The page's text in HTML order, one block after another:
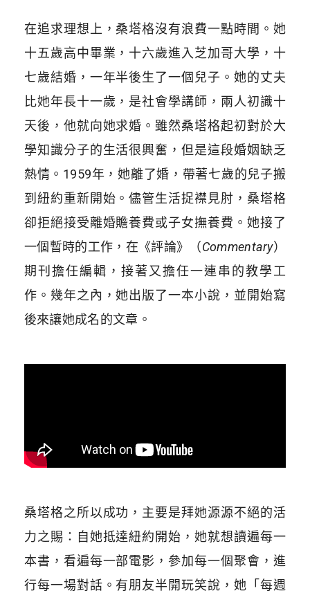
在追求理想上，桑塔格沒有浪費一點時間。她
十五歲高中畢業，十六歲進入芝加哥大學，十
七歲結婚，一年半後生了一個兒子。她的丈夫
比她年長十一歲，是社會學講師，兩人初識十
天後，他就向她求婚。雖然桑塔格起初對於大
學知識分子的生活很興奮，但是這段婚姻缺乏
熱情。1959年，她離了婚，帶著七歲的兒子搬
到紐約重新開始。儘管生活捉襟見肘，桑塔格
卻拒絕接受離婚贍養費或子女撫養費。她接了
一個暫時的工作，在《評論》（Commentary）
期刊擔任編輯，接著又擔任一連串的教學工
作。幾年之內，她出版了一本小說，並開始寫
後來讓她成名的文章。
桑塔格之所以成功，主要是拜她源源不絕的活
力之賜：自她抵達紐約開始，她就想讀遍每一
本書，看遍每一部電影，參加每一個聚會，進
行每一場對話。有朋友半開玩笑說，她「每週